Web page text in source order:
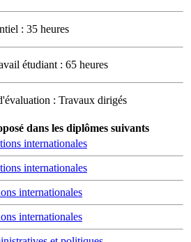
: 35 heures
étudiant : 65 heures
: Travaux dirigés
dans les diplômes suivants
internationales
internationales
internationales
internationales